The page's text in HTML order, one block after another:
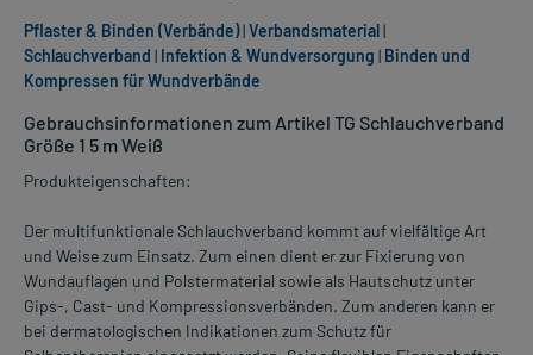
Gebrauchsinformationen zum Artikel TG Schlauchverband
Größe 1 5 m Weiß
Produkteigenschaften:
Der multifunktionale Schlauchverband kommt auf vielfältige Art
und Weise zum Einsatz. Zum einen dient er zur Fixierung von
Wundauflagen und Polstermaterial sowie als Hautschutz unter
Gips-, Cast- und Kompressionsverbänden. Zum anderen kann er
bei dermatologischen Indikationen zum Schutz für
Pflaster & Binden (Verbände)|Verbandsmaterial|
Schlauchverband | Infektion & Wundversorgung | Binden und
Kompressen für Wundverbände